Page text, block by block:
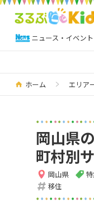
ニュース・イベント
ホーム エリア
岡山県
町村別
岡山県
移住